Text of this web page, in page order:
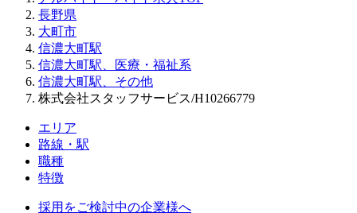
長野県
大町市
信濃大町駅
信濃大町駅、医療・福祉系
信濃大町駅、その他
株式会社スタッフサービス/H10266779
エリア
路線・駅
職種
特徴
採用をご検討中の企業様へ